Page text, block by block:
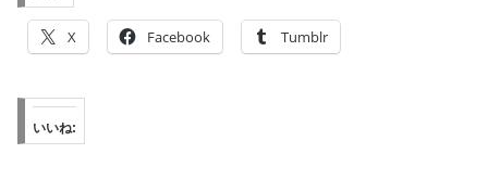
X Facebook Tumblr
いいね: